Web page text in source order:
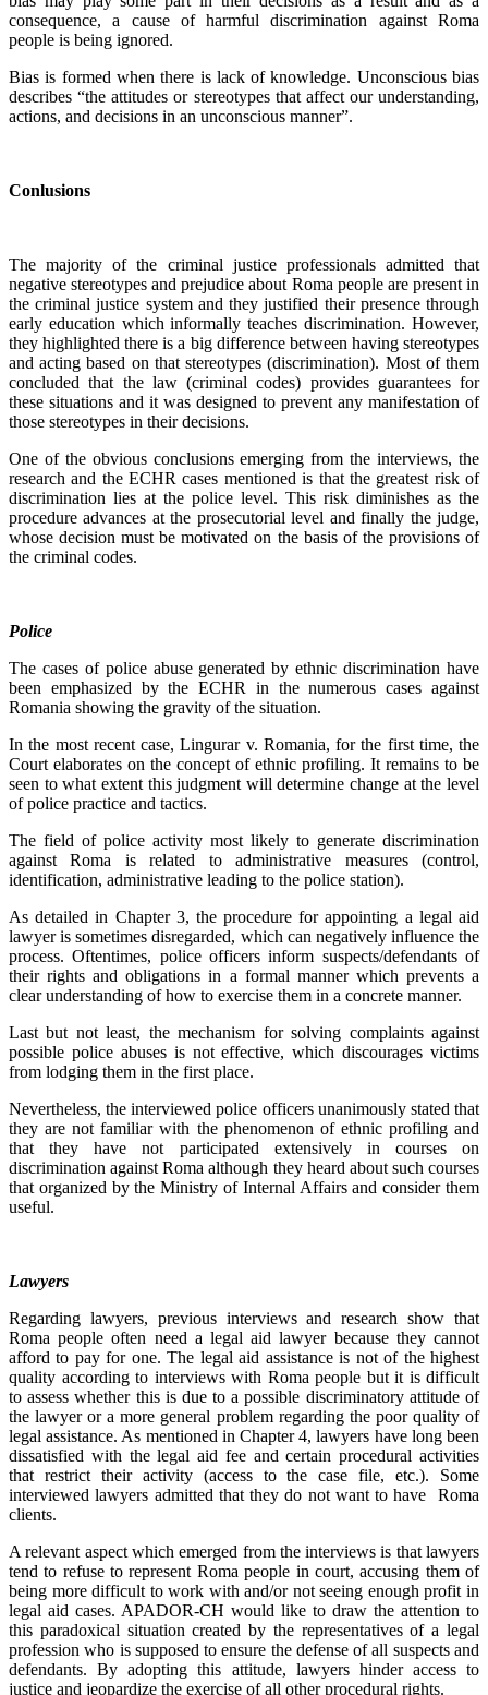
consequence, a cause of harmful discrimination against Roma
people is being ignored.
Bias is formed when there is lack of knowledge. Unconscious bias
describes “the attitudes or stereotypes that affect our understanding,
actions, and decisions in an unconscious manner”.
Conlusions
The majority of the criminal justice professionals admitted that
negative stereotypes and prejudice about Roma people are present in
the criminal justice system and they justified their presence through
early education which informally teaches discrimination. However,
they highlighted there is a big difference between having stereotypes
and acting based on that stereotypes (discrimination). Most of them
concluded that the law (criminal codes) provides guarantees for
these situations and it was designed to prevent any manifestation of
those stereotypes in their decisions.
One of the obvious conclusions emerging from the interviews, the
research and the ECHR cases mentioned is that the greatest risk of
discrimination lies at the police level. This risk diminishes as the
procedure advances at the prosecutorial level and finally the judge,
whose decision must be motivated on the basis of the provisions of
the criminal codes.
Police
The cases of police abuse generated by ethnic discrimination have
been emphasized by the ECHR in the numerous cases against
Romania showing the gravity of the situation.
In the most recent case, Lingurar v. Romania, for the first time, the
Court elaborates on the concept of ethnic profiling. It remains to be
seen to what extent this judgment will determine change at the level
of police practice and tactics.
The field of police activity most likely to generate discrimination
against Roma is related to administrative measures (control,
identification, administrative leading to the police station).
As detailed in Chapter 3, the procedure for appointing a legal aid
lawyer is sometimes disregarded, which can negatively influence the
process. Oftentimes, police officers inform suspects/defendants of
their rights and obligations in a formal manner which prevents a
clear understanding of how to exercise them in a concrete manner.
Last but not least, the mechanism for solving complaints against
possible police abuses is not effective, which discourages victims
from lodging them in the first place.
Nevertheless, the interviewed police officers unanimously stated that
they are not familiar with the phenomenon of ethnic profiling and
that they have not participated extensively in courses on
discrimination against Roma although they heard about such courses
that organized by the Ministry of Internal Affairs and consider them
useful.
Lawyers
Regarding lawyers, previous interviews and research show that
Roma people often need a legal aid lawyer because they cannot
afford to pay for one. The legal aid assistance is not of the highest
quality according to interviews with Roma people but it is difficult
to assess whether this is due to a possible discriminatory attitude of
the lawyer or a more general problem regarding the poor quality of
legal assistance. As mentioned in Chapter 4, lawyers have long been
dissatisfied with the legal aid fee and certain procedural activities
that restrict their activity (access to the case file, etc.). Some
interviewed lawyers admitted that they do not want to have Roma
clients.
A relevant aspect which emerged from the interviews is that lawyers
tend to refuse to represent Roma people in court, accusing them of
being more difficult to work with and/or not seeing enough profit in
legal aid cases. APADOR-CH would like to draw the attention to
this paradoxical situation created by the representatives of a legal
profession who is supposed to ensure the defense of all suspects and
defendants. By adopting this attitude, lawyers hinder access to
justice and jeopardize the exercise of all other procedural rights.